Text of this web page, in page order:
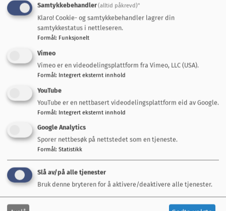
Snakk med oss
Servicetorget Rådhuset
postmottak@mgk.no
Vakttelefoner
Teknisk beredskapsvakt
Samtykkebehandler(alltid påkrevd)"
Klaro! Cookie- og samtykkebehandler lagrer din
samtykkestatus i nettleseren.
Formål: Funksjonelt
Vimeo
Vimeo er en videodelingsplattform fra Vimeo, LLC (USA).
Formål: Integrert eksternt innhold
YouTube
YouTube er en nettbasert videodelingsplattform eid av Google.
Formål: Integrert eksternt innhold
Google Analytics
Sporer nettbesøk på nettstedet som en tjeneste.
Formål: Statistikk
Slå av/på alle tjenester
Bruk denne bryteren for å aktivere/deaktivere alle tjenester.